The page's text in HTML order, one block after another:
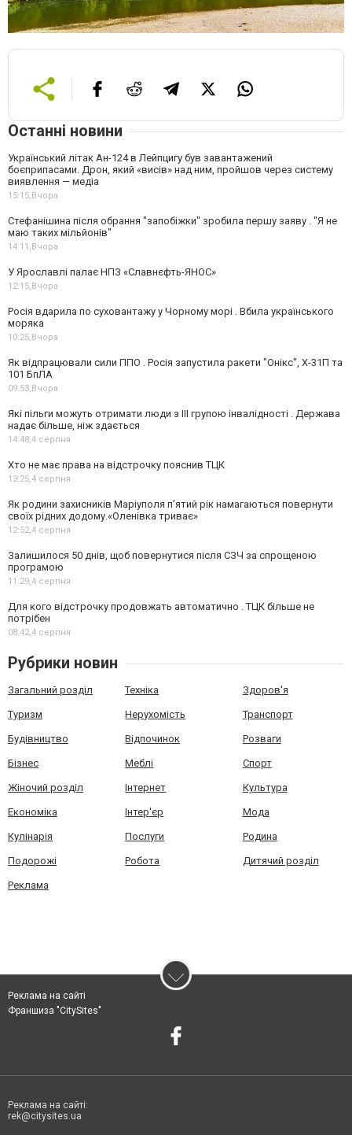
Останні новини
Український літак Ан-124 в Лейпцигу був завантажений
боєприпасами. Дрон, який «висів» над ним, пройшов через систему
виявлення — медіа
15:15,Вчора
Стефанішина після обрання "запобіжки" зробила першу заяву . "Я не
маю таких мільйонів"
14:11,Вчора
У Ярославлі палає НПЗ «Славнєфть-ЯНОС»
12:15,Вчора
Росія вдарила по суховантажу у Чорному морі . Вбила українського
моряка
10:25,Вчора
Як відпрацювали сили ППО . Росія запустила ракети "Онікс", Х-31П та
101 БпЛА
09:53,Вчора
Які пільги можуть отримати люди з III групою інвалідності . Держава
надає більше, ніж здається
14:48,4 серпня
Хто не має права на відстрочку пояснив ТЦК
13:25,4 серпня
Як родини захисників Маріуполя пʼятий рік намагаються повернути
своїх рідних додому.«Оленівка триває»
12:52,4 серпня
Залишилося 50 днів, щоб повернутися після СЗЧ за спрощеною
програмою
11:29,4 серпня
Для кого відстрочку продовжать автоматично . ТЦК більше не
потрібен
08:42,4 серпня
Рубрики новин
Загальний розділ Техніка Здоров'я
Туризм Нерухомість Транспорт
Будівництво Відпочинок Розваги
Бізнес Меблі Спорт
Жіночий розділ Інтернет Культура
Економіка Інтер'єр Мода
Кулінарія Послуги Родина
Подорожі Робота Дитячий розділ
Реклама
Реклама на сайті
Франшиза "CitySites"
Реклама на сайті:
rek@citysites.ua